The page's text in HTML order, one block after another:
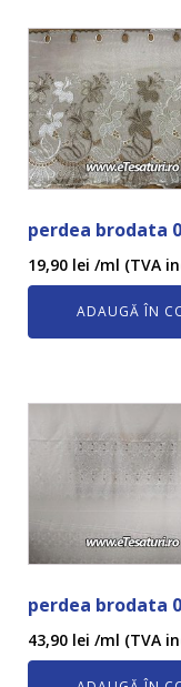
perdea brodata
19,90 lei /ml (TVA
ADAUGĂ ÎN
perdea brodata
43,90 lei /ml (TVA